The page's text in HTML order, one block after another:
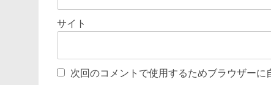
サイト
次回のコメントで使用するためブラウザーに